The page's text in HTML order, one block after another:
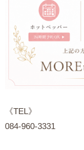
《TEL》
084-960-3331